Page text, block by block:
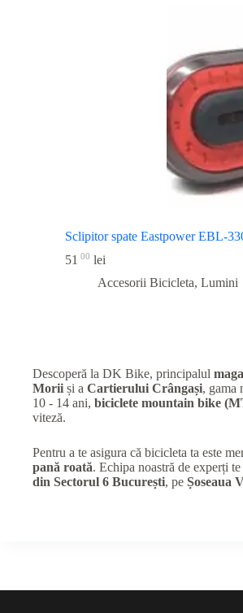
Sclipitor spate Eastpower EBL-
51 00 lei
Accesorii Bicicleta, Lumini
Descoperă la DK Bike, principalul
Morii și a Cartierului Crângași, gama
10 - 14 ani, biciclete mountain bike
viteză.
Pentru a te asigura că bicicleta ta este
pană roată. Echipa noastră de experți
din Sectorul 6 București, pe Șoseaua